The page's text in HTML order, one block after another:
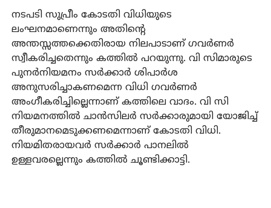
നടപടി സുപ്രീം കോടതി വിധിയുടെ
ലംഘനമാണെന്നും അതിന്റെ
അന്തസ്സത്തക്കെതിരായ നിലപാടാണ് ഗവര്‍ണര്‍
സ്വീകരിച്ചതെന്നും കത്തില്‍ പറയുന്നു. വി സിമാരുടെ
പുനര്‍നിയമനം സര്‍ക്കാര്‍ ശിപാര്‍ശ
അനുസരിച്ചാകണമെന്ന വിധി ഗവര്‍ണര്‍
അംഗീകരിച്ചില്ലെന്നാണ് കത്തിലെ വാദം. വി സി
നിയമനത്തില്‍ ചാന്‍സിലര്‍ സര്‍ക്കാരുമായി യോജിച്ച്
തീരുമാനമെടുക്കണമെന്നാണ് കോടതി വിധി.
നിയമിതരായവര്‍ സര്‍ക്കാര്‍ പാനലില്‍
ഉള്ളവരല്ലെന്നും കത്തില്‍ ചൂണ്ടിക്കാട്ടി.